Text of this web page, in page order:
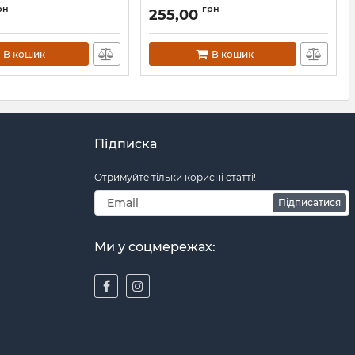
В кошик
Микола Куліш
Артикул: Л13340
255,00 грн
В кошик
Підписка
Отримуйте тільки корисні статті!
Підписатися
Ми у соцмережах: